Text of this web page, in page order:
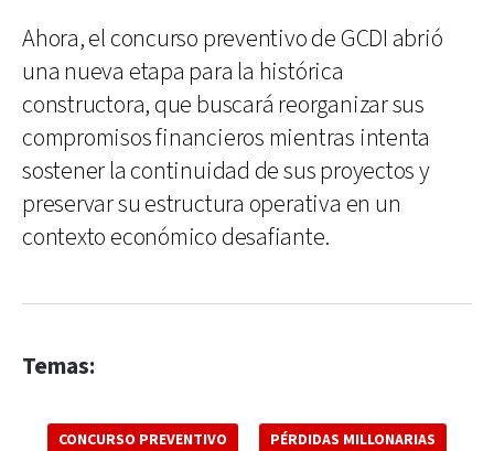
Ahora, el concurso preventivo de GCDI abrió
una nueva etapa para la histórica
constructora, que buscará reorganizar sus
compromisos financieros mientras intenta
sostener la continuidad de sus proyectos y
preservar su estructura operativa en un
contexto económico desafiante.
Temas:
CONCURSO PREVENTIVO PÉRDIDAS MILLONARIAS